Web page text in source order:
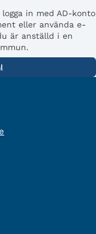
in med AD-konto
eller använda e-
är anställd i en